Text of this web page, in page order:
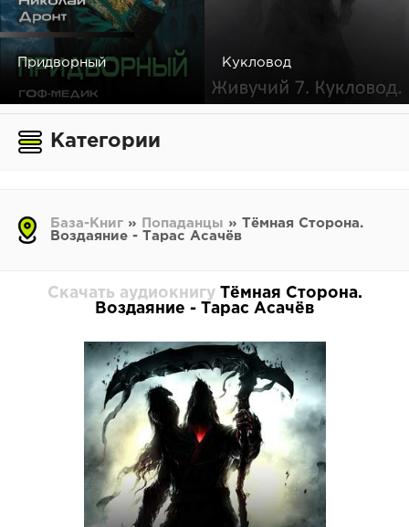
Придворный Кукловод
Категории
База-Книг » Попаданцы » Тёмная Сторона.
Воздаяние - Тарас Асачёв
Скачать аудиокнигу Тёмная Сторона.
Воздаяние - Тарас Асачёв